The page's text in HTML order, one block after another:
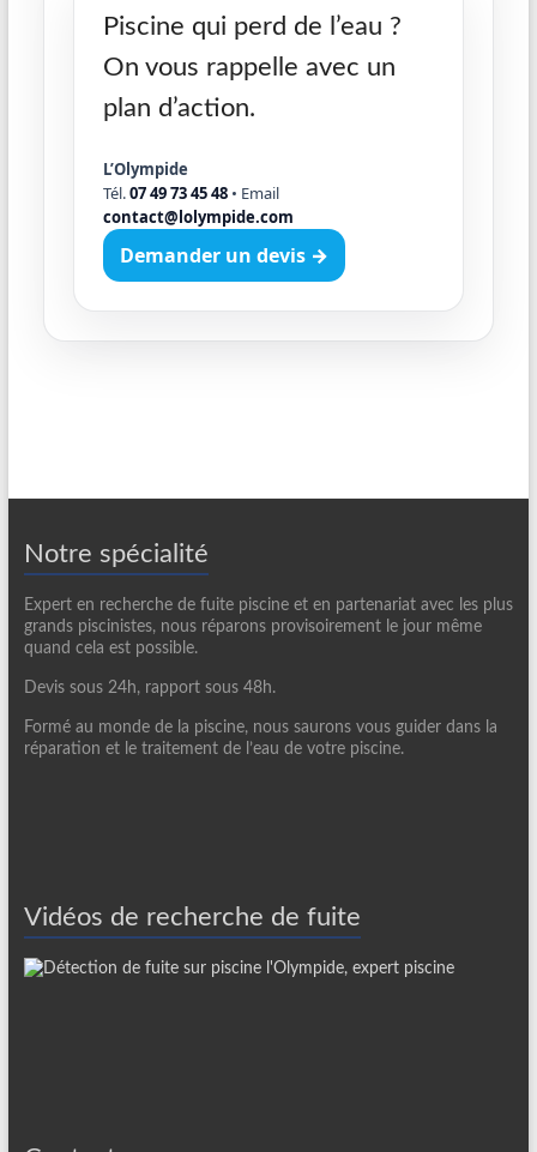
Piscine qui perd de l’eau ?
On vous rappelle avec un
plan d’action.
L’Olympide
Tél.07 49 73 45 48• Email
contact@lolympide.com
Demander un devis →
Notre spécialité
Expert en recherche de fuite piscine et en partenariat avec les plus
grands piscinistes, nous réparons provisoirement le jour même
quand cela est possible.
Devis sous 24h, rapport sous 48h.
Formé au monde de la piscine, nous saurons vous guider dans la
réparation et le traitement de l’eau de votre piscine.
Vidéos de recherche de fuite